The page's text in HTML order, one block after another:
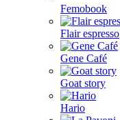
Femobook
Flair espresso
Gene Café
Goat story
Hario